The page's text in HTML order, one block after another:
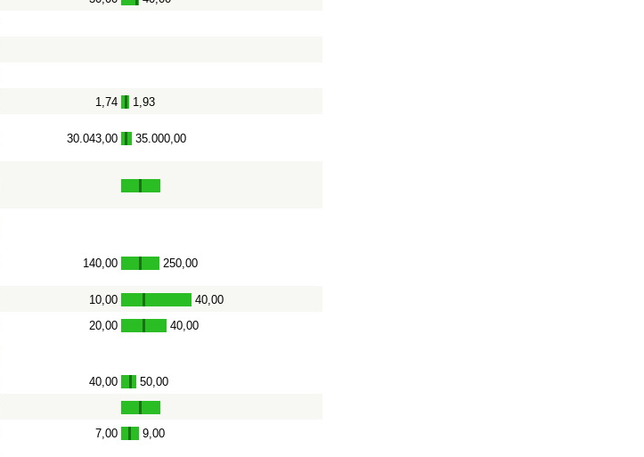
1,74 - 1,93
30.043,00 - 35.000,00
140,00 - 250,00
10,00 - 40,00
20,00 - 40,00
40,00 - 50,00
7,00 - 9,00